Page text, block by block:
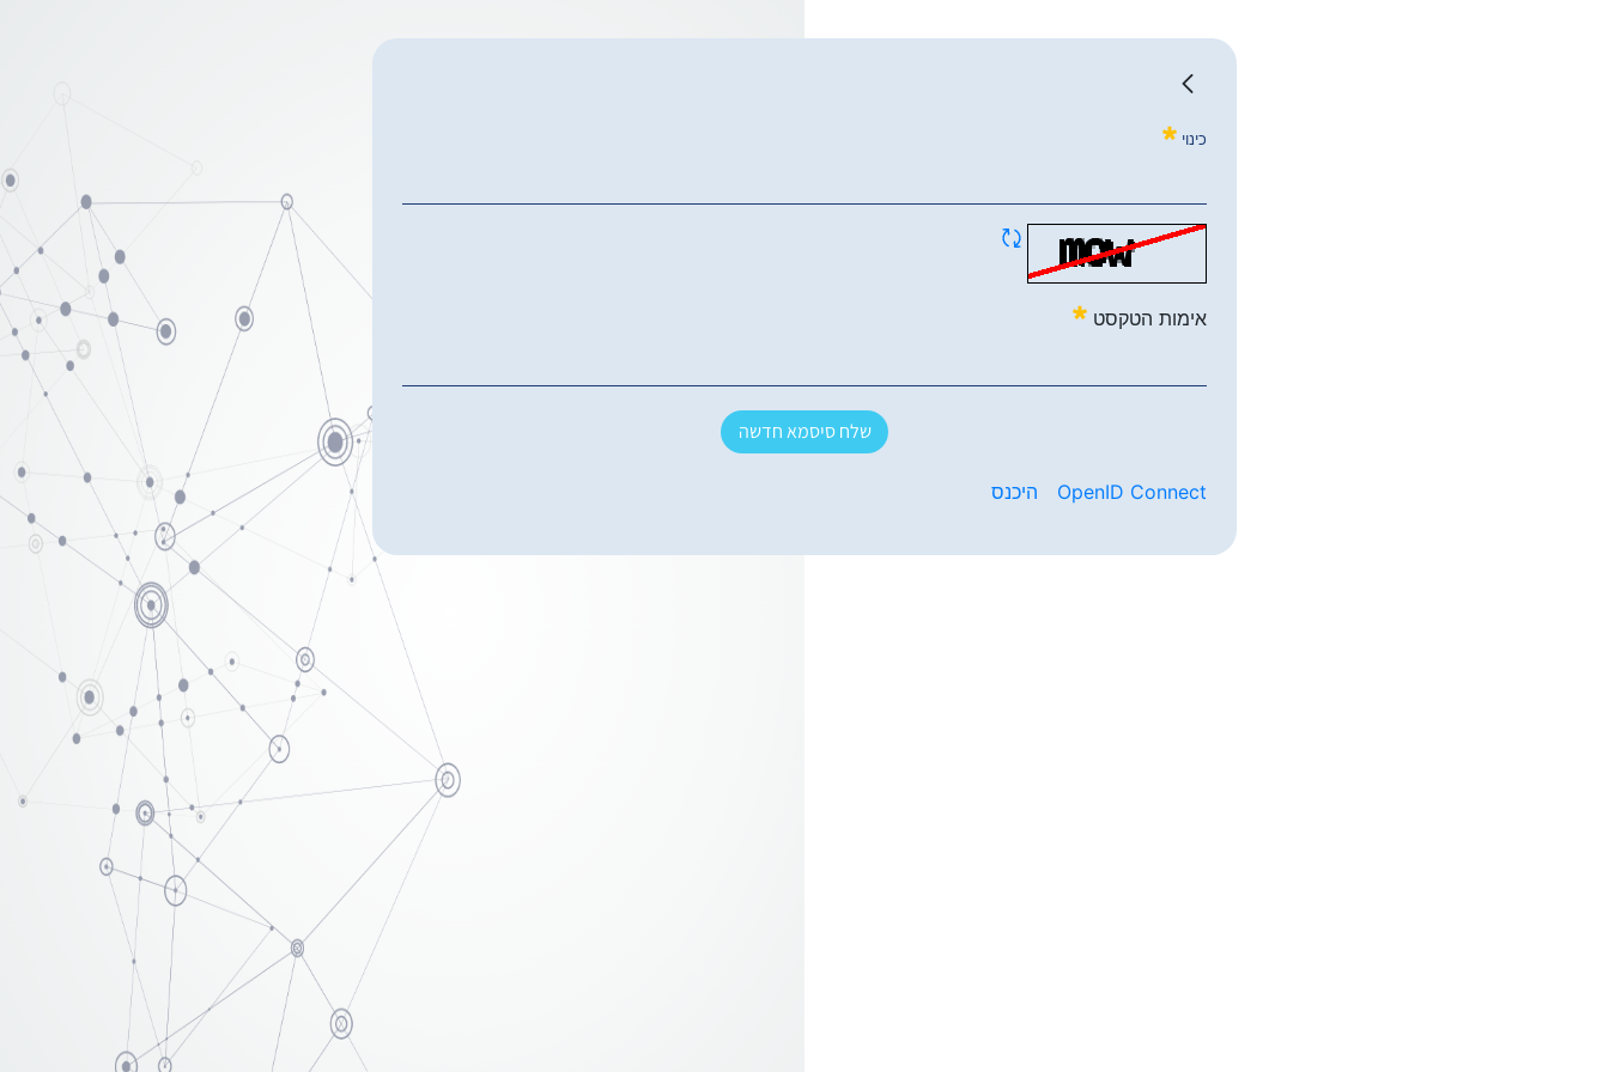
כינוי
אימות הטקסט
שלח סיסמא חדשה
OpenID Connect היכנס